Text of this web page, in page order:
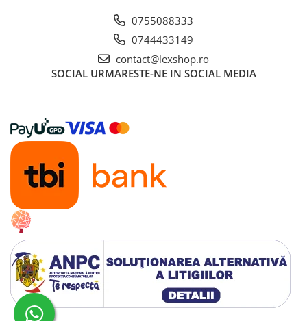
Figurine
Altele
Screens
Nolzur
Premium
Board games
Harti
Teren
Alte RPG
LEGO
0755088333
0744433149
contact@lexshop.ro
SOCIAL URMARESTE-NE IN SOCIAL MEDIA